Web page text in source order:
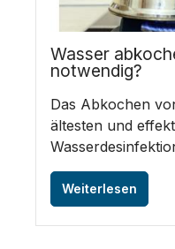
Wasser
notwendig?
Das Abkochen
ältesten und
Weiterlesen